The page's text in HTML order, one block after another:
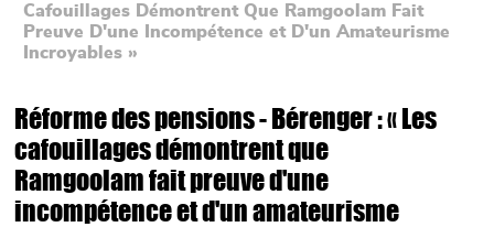
Cafouillages Démontrent Que Ramgoolam Fait
Preuve D'une Incompétence et D'un Amateurisme
Incroyables »
Réforme des pensions - Bérenger : « Les
cafouillages démontrent que
Ramgoolam fait preuve d'une
incompétence et d'un amateurisme